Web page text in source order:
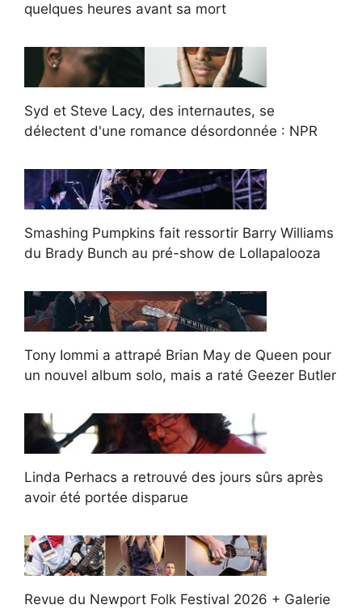
quelques heures avant sa mort
Syd et Steve Lacy, des internautes, se
délectent d'une romance désordonnée : NPR
Smashing Pumpkins fait ressortir Barry Williams
du Brady Bunch au pré-show de Lollapalooza
Tony Iommi a attrapé Brian May de Queen pour
un nouvel album solo, mais a raté Geezer Butler
Linda Perhacs a retrouvé des jours sûrs après
avoir été portée disparue
Revue du Newport Folk Festival 2026 + Galerie